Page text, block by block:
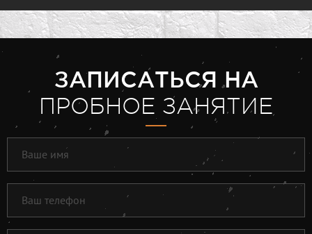
ЗАПИСАТЬСЯ НА
ПРОБНОЕ ЗАНЯТИЕ